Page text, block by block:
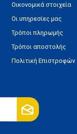
Οικονομικά στοιχεία
Οι υπηρεσίες μας
Τρόποι πληρωμής
Τρόποι αποστολής
Πολιτική Επιστροφών